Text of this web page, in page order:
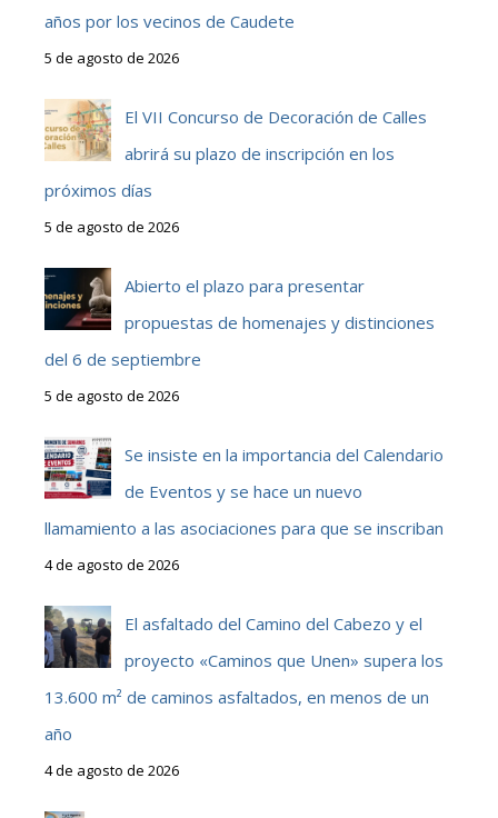
años por los vecinos de Caudete
5 de agosto de 2026
El VII Concurso de Decoración de Calles
abrirá su plazo de inscripción en los
próximos días
5 de agosto de 2026
Abierto el plazo para presentar
propuestas de homenajes y distinciones
del 6 de septiembre
5 de agosto de 2026
Se insiste en la importancia del Calendario
de Eventos y se hace un nuevo
llamamiento a las asociaciones para que se inscriban
4 de agosto de 2026
El asfaltado del Camino del Cabezo y el
proyecto «Caminos que Unen» supera los
13.600 m² de caminos asfaltados, en menos de un
año
4 de agosto de 2026